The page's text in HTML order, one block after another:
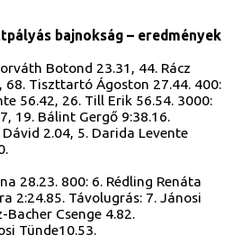
bajnokság – eredmények
Botond 23.31, 44. Rácz
68. Tiszttartó Ágoston 27.44. 400:
56.42, 26. Till Erik 56.54. 3000:
19. Bálint Gergő 9:38.16.
2.04, 5. Darida Levente
28.23. 800: 6. Rédling Renáta
2:24.85. Távolugrás: 7. Jánosi
Bacher Csenge 4.82.
Tünde10.53.